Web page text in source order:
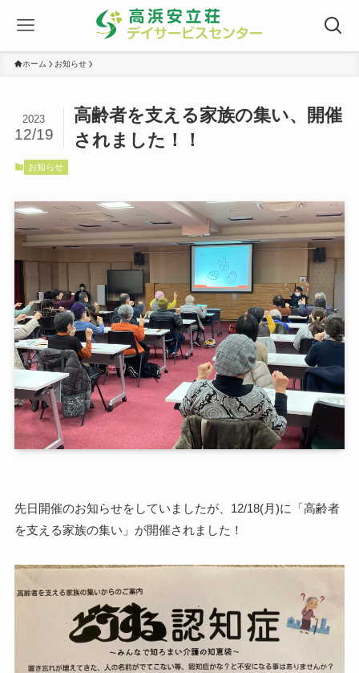
ホーム お知らせ
高齢者を支える家族の集い、開催
されました！！
2023
12/19
お知らせ
先日開催のお知らせをしていましたが、12/18(月)に「高齢者
を支える家族の集い」が開催されました！